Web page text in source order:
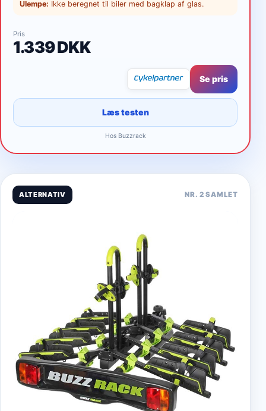
Ulempe: Ikke beregnet til biler med bagklap af glas.
Pris
1.339 DKK
Se pris
Læs testen
Hos Buzzrack
ALTERNATIV NR. 2 SAMLET